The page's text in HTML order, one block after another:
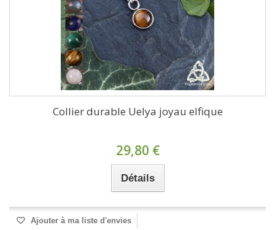
Collier durable Uelya joyau elfique
29,80 €
Détails
Ajouter à ma liste d'envies